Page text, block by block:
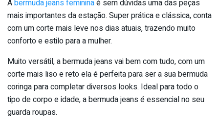
Abermuda jeans femininaé sem dúvidas uma das peças
mais importantes da estação. Super prática e clássica, conta
com um corte mais leve nos dias atuais, trazendo muito
conforto e estilo para a mulher.
Muito versátil, a bermuda jeans vai bem com tudo, com um
corte mais liso e reto ela é perfeita para ser a sua bermuda
coringa para completar diversos looks. Ideal para todo o
tipo de corpo e idade, a bermuda jeans é essencial no seu
guarda roupas.